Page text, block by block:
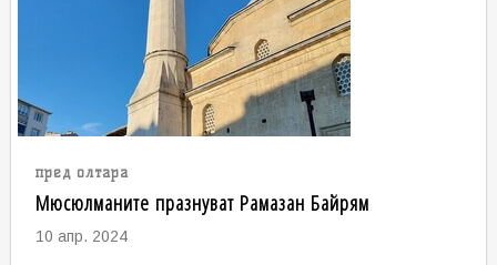
пред олтара
Мюсюлманите празнуват Рамазан Байрям
10 апр. 2024